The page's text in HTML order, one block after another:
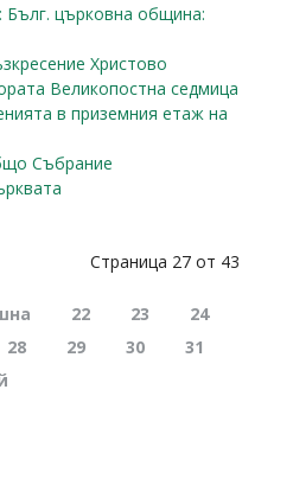
Бълг. църковна община:
Христово
Великопостна седмица
в приземния етаж на
Събрание
Страница 27 от 43
22 23
24
28 29 30
31